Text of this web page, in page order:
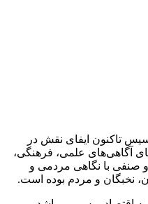
تاکنون ایفای نقش در
آگاهی‌های علمی، فرهنگی،
صنفی با نگاهی مردمی و
نخبگان و مردم بوده است.